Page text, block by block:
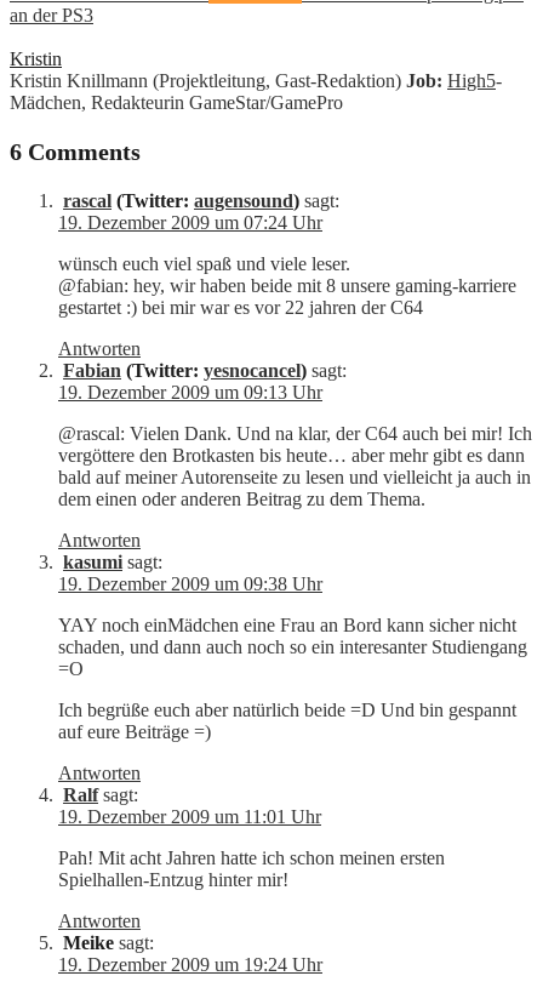
an der PS3
Kristin
Kristin Knillmann (Projektleitung, Gast-Redaktion) Job: High5-
Mädchen, Redakteurin GameStar/GamePro
6 Comments
rascal (Twitter: augensound) sagt:
19. Dezember 2009 um 07:24 Uhr
wünsch euch viel spaß und viele leser.
@fabian: hey, wir haben beide mit 8 unsere gaming-karriere
gestartet :) bei mir war es vor 22 jahren der C64
Antworten
Fabian (Twitter: yesnocancel) sagt:
19. Dezember 2009 um 09:13 Uhr
@rascal: Vielen Dank. Und na klar, der C64 auch bei mir! Ich
vergöttere den Brotkasten bis heute… aber mehr gibt es dann
bald auf meiner Autorenseite zu lesen und vielleicht ja auch in
dem einen oder anderen Beitrag zu dem Thema.
Antworten
kasumi sagt:
19. Dezember 2009 um 09:38 Uhr
YAY noch einMädchen eine Frau an Bord kann sicher nicht
schaden, und dann auch noch so ein interesanter Studiengang
=O
Ich begrüße euch aber natürlich beide =D Und bin gespannt
auf eure Beiträge =)
Antworten
Ralf sagt:
19. Dezember 2009 um 11:01 Uhr
Pah! Mit acht Jahren hatte ich schon meinen ersten
Spielhallen-Entzug hinter mir!
Antworten
Meike sagt:
19. Dezember 2009 um 19:24 Uhr